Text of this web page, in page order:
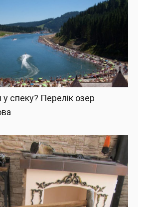
спеку? Перелік озер